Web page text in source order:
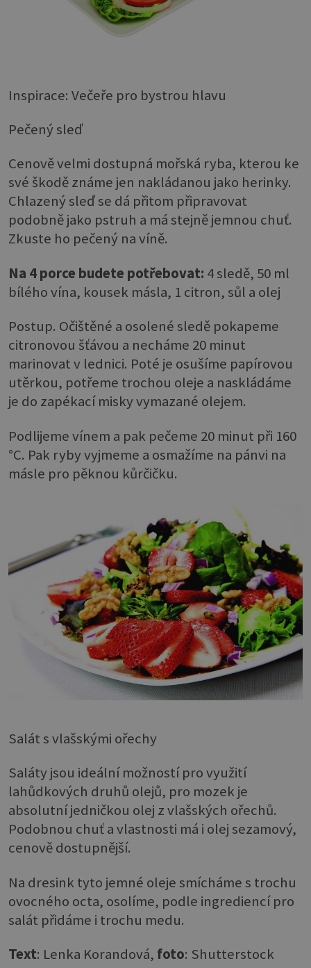
Inspirace: Večeře pro bystrou hlavu
Pečený sleď
Cenově velmi dostupná mořská ryba, kterou ke
své škodě známe jen nakládanou jako herinky.
Chlazený sleď se dá přitom připravovat
podobně jako pstruh a má stejně jemnou chuť.
Zkuste ho pečený na víně.
Na 4 porce budete potřebovat: 4 sledě, 50 ml
bílého vína, kousek másla, 1 citron, sůl a olej
Postup. Očištěné a osolené sledě pokapeme
citronovou šťávou a necháme 20 minut
marinovat v lednici. Poté je osušíme papírovou
utěrkou, potřeme trochou oleje a naskládáme
je do zapékací misky vymazané olejem.
Podlijeme vínem a pak pečeme 20 minut při 160
°C. Pak ryby vyjmeme a osmažíme na pánvi na
másle pro pěknou kůrčičku.
Salát s vlašskými ořechy
Saláty jsou ideální možností pro využití
lahůdkových druhů olejů, pro mozek je
absolutní jedničkou olej z vlašských ořechů.
Podobnou chuť a vlastnosti má i olej sezamový,
cenově dostupnější.
Na dresink tyto jemné oleje smícháme s trochu
ovocného octa, osolíme, podle ingrediencí pro
salát přidáme i trochu medu.
Text: Lenka Korandová, foto: Shutterstock